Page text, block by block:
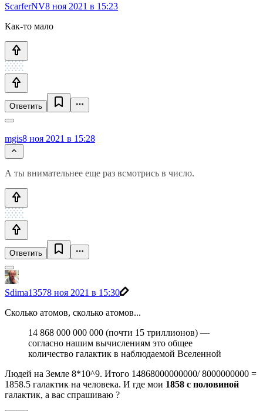
ScarferNV8 ноя 2021 в 15:23
Как-то мало
Ответить
mgis8 ноя 2021 в 15:28
А ты внимательнее еще раз всмотрись в число.
Ответить
Sdima13578 ноя 2021 в 15:30
Сколько атомов, сколько атомов...
14 868 000 000 000 (почти 15 триллионов) —
согласно нашим вычислениям это общее
количество галактик в наблюдаемой Вселенной
Людей на Земле 8*10^9. Итого 14868000000000/ 8000000000 =
1858.5 галактик на человека. И где мои 1858 с половиной
галактик, а вас спрашиваю ?